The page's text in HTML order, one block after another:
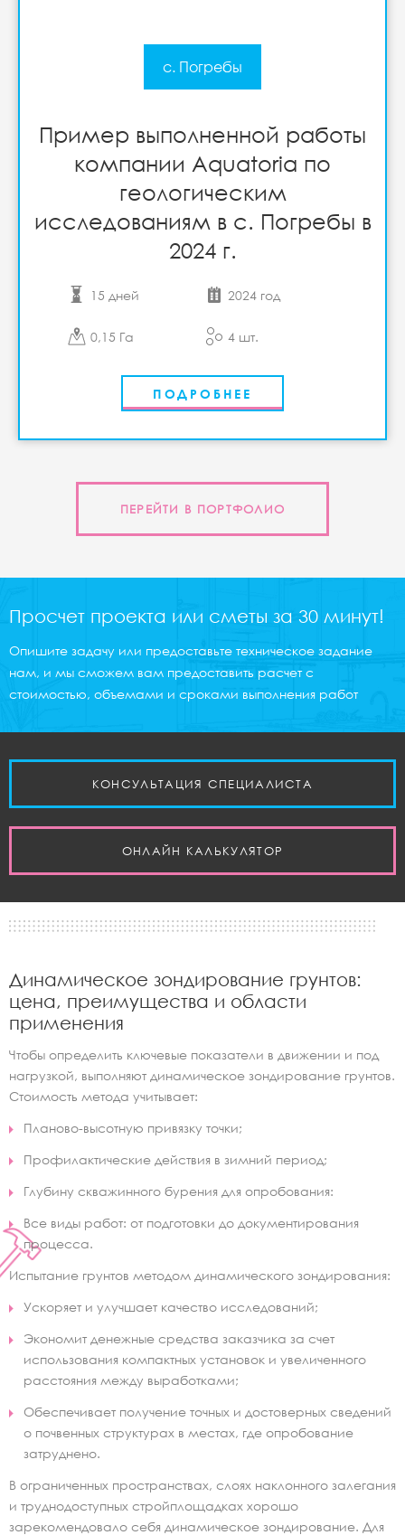
с. Погребы
Пример выполненной работы
компании Aquatoria по
геологическим
исследованиям в с. Погребы в
2024 г.
15 дней 2024 год
0,15 Га 4 шт.
ПОДРОБНЕЕ
ПЕРЕЙТИ В ПОРТФОЛИО
Просчет проекта или сметы за 30 минут!
Опишите задачу или предоставьте техническое задание
нам, и мы сможем вам предоставить расчет с
стоимостью, объемами и сроками выполнения работ
КОНСУЛЬТАЦИЯ СПЕЦИАЛИСТА
ОНЛАЙН КАЛЬКУЛЯТОР
Динамическое зондирование грунтов:
цена, преимущества и области
применения
Чтобы определить ключевые показатели в движении и под
нагрузкой, выполняют динамическое зондирование грунтов.
Стоимость метода учитывает:
Планово-высотную привязку точки;
Профилактические действия в зимний период;
Глубину скважинного бурения для опробования:
Все виды работ: от подготовки до документирования
процесса.
Испытание грунтов методом динамического зондирования:
Ускоряет и улучшает качество исследований;
Экономит денежные средства заказчика за счет
использования компактных установок и увеличенного
расстояния между выработками;
Обеспечивает получение точных и достоверных сведений
о почвенных структурах в местах, где опробование
затруднено.
В ограниченных пространствах, слоях наклонного залегания
и труднодоступных стройплощадках хорошо
зарекомендовало себя динамическое зондирование. Для